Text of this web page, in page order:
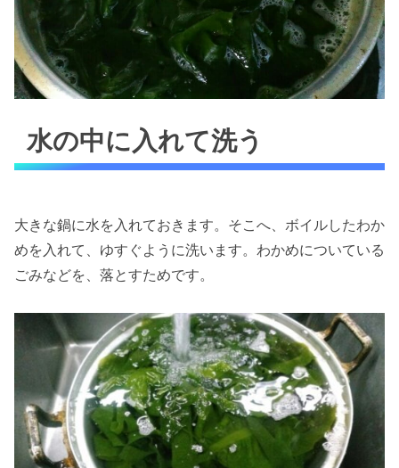
水の中に入れて洗う
大きな鍋に水を入れておきます。そこへ、ボイルしたわか
めを入れて、ゆすぐように洗います。わかめについている
ごみなどを、落とすためです。